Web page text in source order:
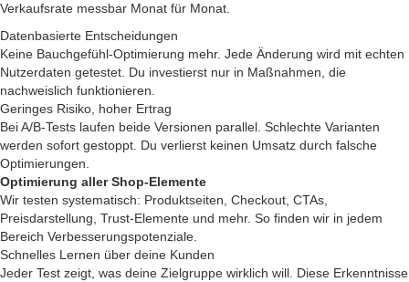
Verkaufsrate messbar Monat für Monat.
Datenbasierte Entscheidungen
Keine Bauchgefühl-Optimierung mehr. Jede Änderung wird mit echten
Nutzerdaten getestet. Du investierst nur in Maßnahmen, die
nachweislich funktionieren.
Geringes Risiko, hoher Ertrag
Bei A/B-Tests laufen beide Versionen parallel. Schlechte Varianten
werden sofort gestoppt. Du verlierst keinen Umsatz durch falsche
Optimierungen.
Optimierung aller Shop-Elemente
Wir testen systematisch: Produktseiten, Checkout, CTAs,
Preisdarstellung, Trust-Elemente und mehr. So finden wir in jedem
Bereich Verbesserungspotenziale.
Schnelles Lernen über deine Kunden
Jeder Test zeigt, was deine Zielgruppe wirklich will. Diese Erkenntnisse